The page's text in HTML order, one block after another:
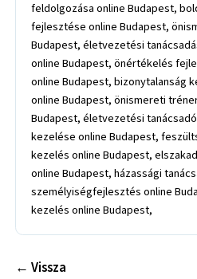
← Vissza